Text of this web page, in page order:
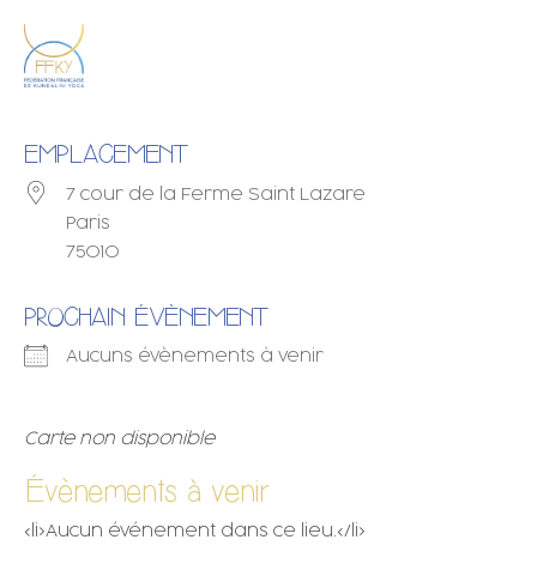
EMPLACEMENT
7 cour de la Ferme Saint Lazare
Paris
75010
PROCHAIN ÉVÈNEMENT
Aucuns évènements à venir
Carte non disponible
Évènements à venir
<li>Aucun événement dans ce lieu.</li>